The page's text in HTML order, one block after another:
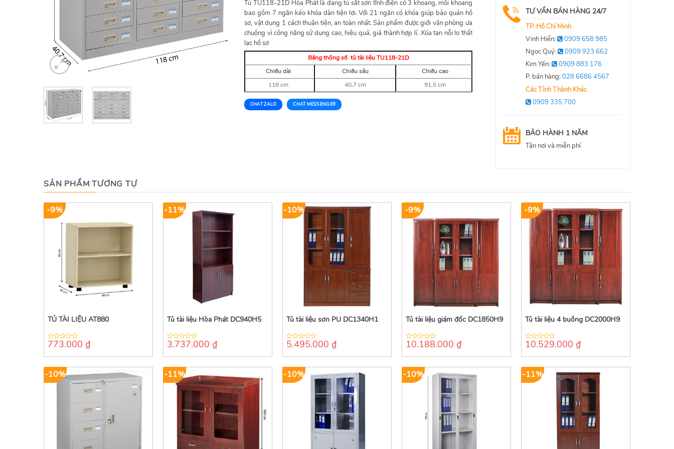
Tủ TU118-21D Hòa Phát là dạng tủ sắt sơn tĩnh điện có 3 khoang, mỗi khoang
bao gồm 7 ngăn kéo khóa dàn tiện lợi. Với 21 ngăn có khóa giúp bảo quản hồ
sơ, vật dụng 1 cách thuận tiện, an toàn nhất. Sản phẩm được giới văn phòng ưa
chuộng vì công năng sử dụng cao, hiệu quả, giá thành hợp lí. Xóa tan nỗi lo thất
lạc hồ sơ
Bảng thông số tủ tài liệu TU118-21D
Chiều dài
Chiều sâu
Chiều cao
118 cm
40,7 cm 91,5 cm
CHAT ZALO CHAT MESSENGER
TƯ VẤN BÁN HÀNG 24/7
TP. Hồ Chí Minh
Vinh Hiển:
0909 658 985
Ngọc Quý:
0909 923 662
Kim Yến:
0909 883 176
P. bán hàng: 028 6686 4567
Các Tỉnh Thành Khác
0909 335 700
BẢO HÀNH 1 NĂM
Tận nơi và miễn phí
SẢN PHẨM TƯƠNG TỰ
-9%
TỦ TÀI LIỆU AT880
0
of
773.000 ₫
-11%
Tủ tài liệu Hòa Phát DC940H5
0
of
3.737.000 ₫
-10%
Tủ tài liệu sơn PU DC1340H1
0
of
5.495.000 ₫
-9%
Tủ tài liệu giám đốc DC1850H9
0
of
10.188.000 ₫
-9%
Tủ tài liệu 4 buồng DC2000H9
0
of
10.529.000 ₫
-10% -11% -10% -10% -11%